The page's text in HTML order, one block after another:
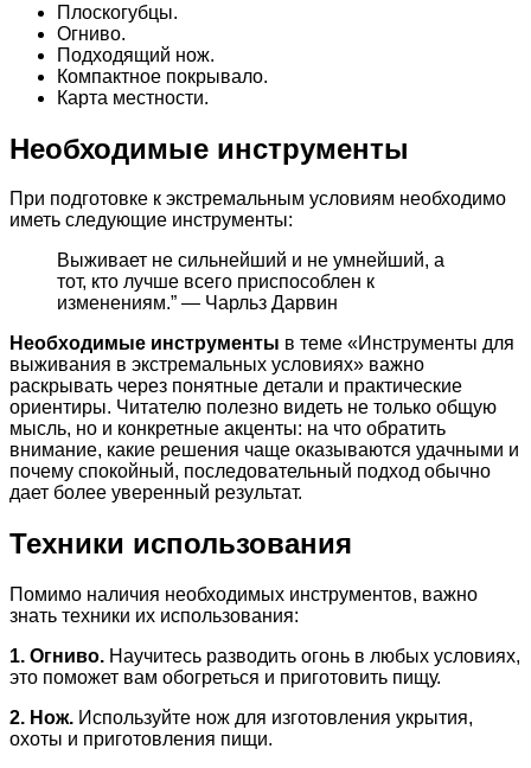
Плоскогубцы.
Огниво.
Подходящий нож.
Компактное покрывало.
Карта местности.
Необходимые инструменты
При подготовке к экстремальным условиям необходимо
иметь следующие инструменты:
Выживает не сильнейший и не умнейший, а
тот, кто лучше всего приспособлен к
изменениям.” — Чарльз Дарвин
Необходимые инструменты в теме «Инструменты для
выживания в экстремальных условиях» важно
раскрывать через понятные детали и практические
ориентиры. Читателю полезно видеть не только общую
мысль, но и конкретные акценты: на что обратить
внимание, какие решения чаще оказываются удачными и
почему спокойный, последовательный подход обычно
дает более уверенный результат.
Техники использования
Помимо наличия необходимых инструментов, важно
знать техники их использования:
1. Огниво. Научитесь разводить огонь в любых условиях,
это поможет вам обогреться и приготовить пищу.
2. Нож. Используйте нож для изготовления укрытия,
охоты и приготовления пищи.